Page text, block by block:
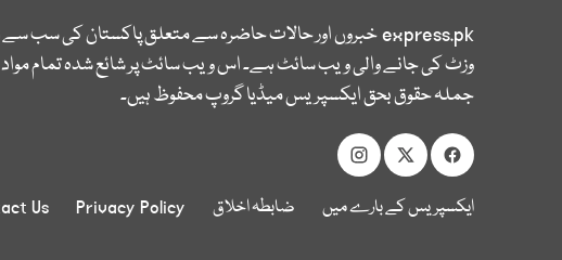
express.pkخبروں اور حالات حاضرہ سے متعلق پاکستان کی سب سے
وزٹ کی جانے والی ویب سائٹ ہے۔ اس ویب سائٹ پر شائع شدہ تمام
جملہ حقوق بحق ایکسپریس میڈیا گروپ محفوظ ہیں۔
ایکسپریس کے بارے میں ضابطہ اخلاق Privacy Policy
Us